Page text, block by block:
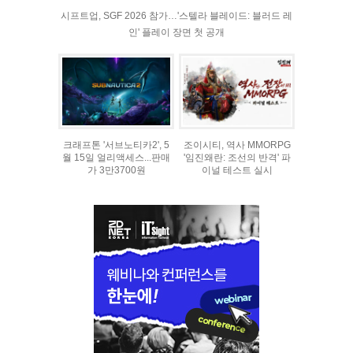
시프트업, SGF 2026 참가…'스텔라 블레이드: 블러드 레
인' 플레이 장면 첫 공개
크래프톤 '서브노티카2', 5
월 15일 얼리액세스...판매
가 3만3700원
조이시티, 역사 MMORPG
'임진왜란: 조선의 반격' 파
이널 테스트 실시